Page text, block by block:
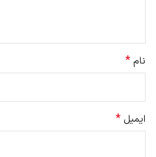
نام*
ایمیل *